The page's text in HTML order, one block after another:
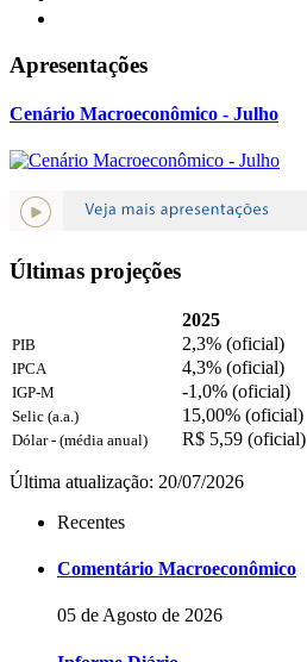
Apresentações
Cenário Macroeconômico - Julho
Últimas projeções
2025
PIB
2,3% (oficial)
IPCA 4,3% (oficial)
IGP-M -1,0% (oficial)
Selic (a.a.) 15,00% (oficial)
Dólar - (média anual) R$ 5,59 (oficial)
Última atualização: 20/07/2026
Recentes
Comentário Macroeconômico
05 de Agosto de 2026